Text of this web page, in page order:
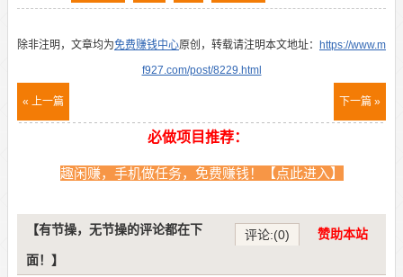
除非注明，文章均为免费赚钱中心原创，转载请注明本文地址：
https://www.m
f927.com/post/8229.html
« 上一篇 下一篇 »
必做项目推荐：
趣闲赚，手机做任务，免费赚钱！【点此进入】
评论:(0) 赞助本站
【有节操，无节操的评论都在下
面！】